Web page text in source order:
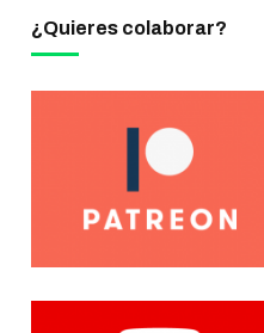
¿Quieres colaborar?